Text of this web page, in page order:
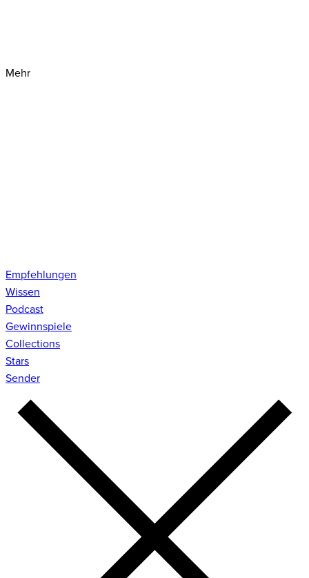
Mehr
Empfehlungen
Wissen
Podcast
Gewinnspiele
Collections
Stars
Sender